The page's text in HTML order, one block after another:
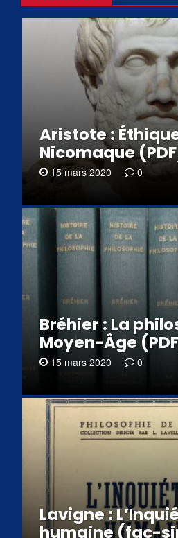
Aristote :
Nicomaque
15 mars 2020 0
Bréhier : La
Moyen-Âge
15 mars 2020 0
Lavigne :
humaine (fac-